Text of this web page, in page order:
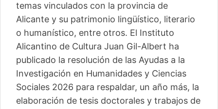
temas vinculados con la provincia de
Alicante y su patrimonio lingüístico, literario
o humanístico, entre otros. El Instituto
Alicantino de Cultura Juan Gil-Albert ha
publicado la resolución de las Ayudas a la
Investigación en Humanidades y Ciencias
Sociales 2026 para respaldar, un año más, la
elaboración de tesis doctorales y trabajos de